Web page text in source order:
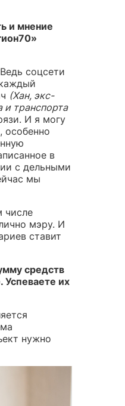
и мнение
соцсети
(Хан, экс-
и транспорта
И я могу
особенно
в
с дельными
мы
числе
мэру. И
ставит
средств
Успеваете их
нужно